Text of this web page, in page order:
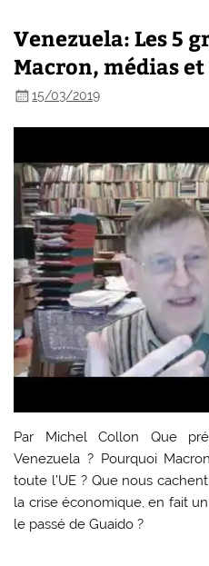
Venezuela: Les 5
Macron, médias et
15/03/2019
Par Michel Collon Que
Venezuela ? Pourquoi
toute l’UE ? Que nous
la crise économique, en fait
le passé de Guaido ?